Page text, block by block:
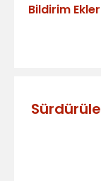
Bildirim